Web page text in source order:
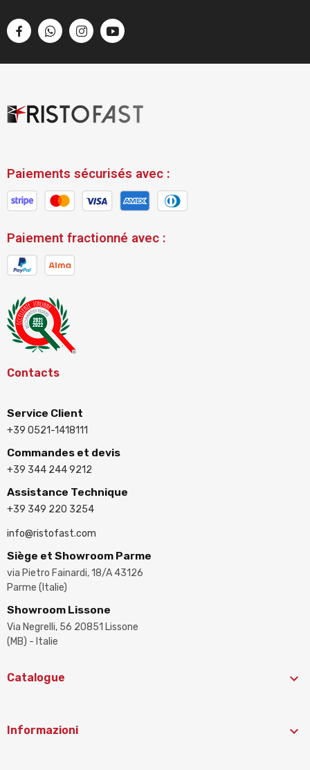
Paiements sécurisés avec :
Paiement fractionné avec :
Contacts
Service Client
+39 0521-1418111
Commandes et devis
+39 344 244 9212
Assistance Technique
+39 349 220 3254
info@ristofast.com
Siège et Showroom Parme
via Pietro Fainardi, 18/A 43126
Parme (Italie)
Showroom Lissone
Via Negrelli, 56 20851 Lissone
(MB) - Italie
Catalogue 
Informazioni 